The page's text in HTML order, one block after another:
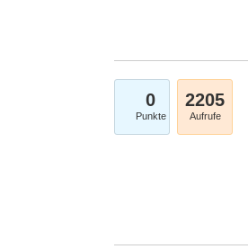
0
Punkte
2205
Aufrufe